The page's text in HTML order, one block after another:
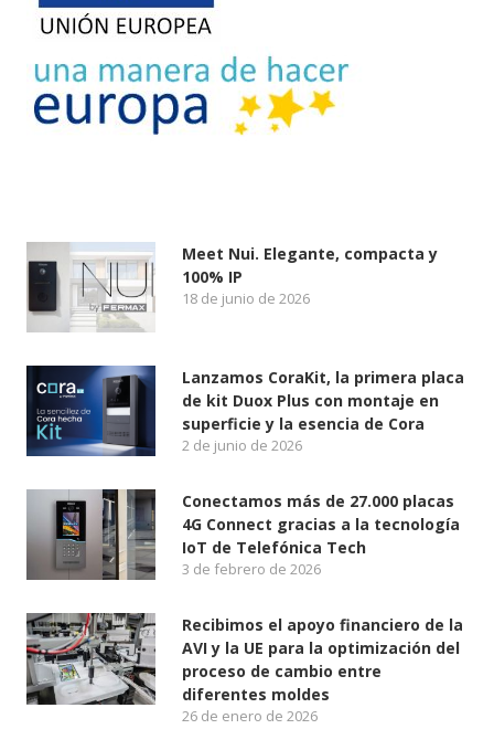
Meet Nui. Elegante, compacta y
100% IP
18 de junio de 2026
Lanzamos CoraKit, la primera placa
de kit Duox Plus con montaje en
superficie y la esencia de Cora
2 de junio de 2026
Conectamos más de 27.000 placas
4G Connect gracias a la tecnología
IoT de Telefónica Tech
3 de febrero de 2026
Recibimos el apoyo financiero de la
AVI y la UE para la optimización del
proceso de cambio entre
diferentes moldes
26 de enero de 2026